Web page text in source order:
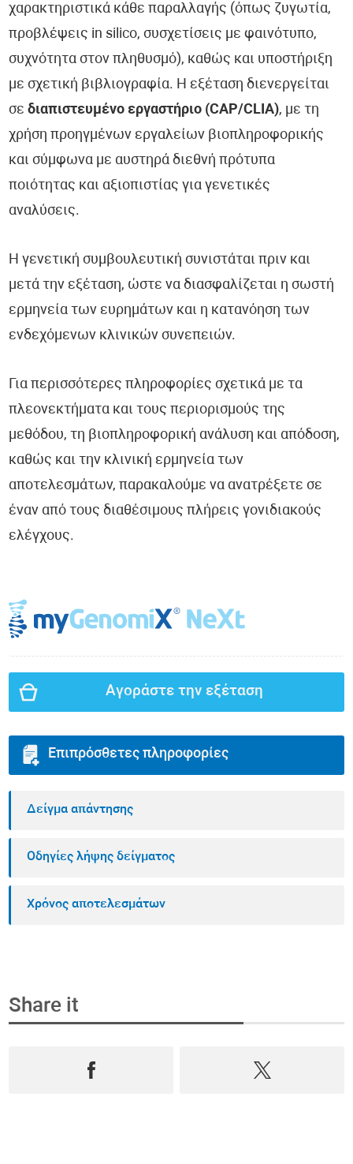
χαρακτηριστικά κάθε παραλλαγής (όπως ζυγωτία,
προβλέψεις in silico, συσχετίσεις με φαινότυπο,
συχνότητα στον πληθυσμό), καθώς και υποστήριξη
με σχετική βιβλιογραφία. Η εξέταση διενεργείται
σεδιαπιστευμένο εργαστήριο (CAP/CLIA), με τη
χρήση προηγμένων εργαλείων βιοπληροφορικής
και σύμφωνα με αυστηρά διεθνή πρότυπα
ποιότητας και αξιοπιστίας για γενετικές
αναλύσεις.
Η γενετική συμβουλευτική συνιστάται πριν και
μετά την εξέταση, ώστε να διασφαλίζεται η σωστή
ερμηνεία των ευρημάτων και η κατανόηση των
ενδεχόμενων κλινικών συνεπειών.
Για περισσότερες πληροφορίες σχετικά με τα
πλεονεκτήματα και τους περιορισμούς της
μεθόδου, τη βιοπληροφορική ανάλυση και απόδοση,
καθώς και την κλινική ερμηνεία των
αποτελεσμάτων, παρακαλούμε να ανατρέξετε σε
έναν από τους διαθέσιμους πλήρεις γονιδιακούς
ελέγχους.
Αγοράστε την εξέταση
Επιπρόσθετες πληροφορίες
Δείγμα απάντησης
Οδηγίες λήψης δείγματος
Χρόνος αποτελεσμάτων
Share it